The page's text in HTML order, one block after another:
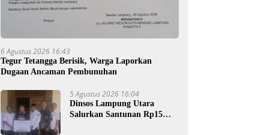
6 Agustus 2026 16:43
Tegur Tetangga Berisik, Warga Laporkan
Dugaan Ancaman Pembunuhan
5 Agustus 2026 16:04
Dinsos Lampung Utara
Salurkan Santunan Rp15